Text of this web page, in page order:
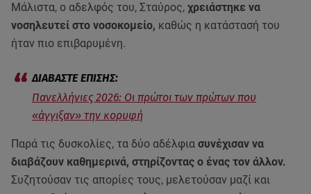
Μάλιστα, ο αδελφός του, Σταύρος, χρειάστηκε να
νοσηλευτεί στο νοσοκομείο, καθώς η κατάστασή του
ήταν πιο επιβαρυμένη.
Πανελλήνιες 2026: Οι πρώτοι των πρώτων που
«άγγιξαν» την κορυφή
Παρά τις δυσκολίες, τα δύο αδέλφια συνέχισαν να
διαβάζουν καθημερινά, στηρίζοντας ο ένας τον άλλον.
Συζητούσαν τις απορίες τους, μελετούσαν μαζί και